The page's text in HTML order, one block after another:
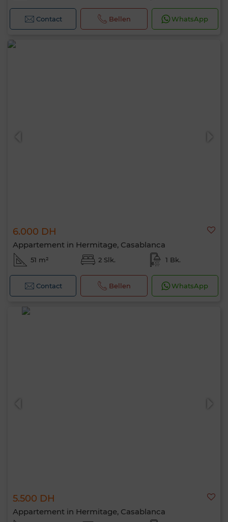
Contact Bellen WhatsApp
6.000 DH
Appartement in Hermitage, Casablanca
51 m² 2 Slk. 1 Bk.
Contact Bellen WhatsApp
5.500 DH
Appartement in Hermitage, Casablanca